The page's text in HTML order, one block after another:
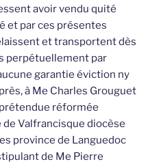
avoir vendu quité
et par ces présentes
et transportent dès
perpétuellement par
garantie éviction ny
à Me Charles Grouguet
réformée
Valfrancisque diocèse
province de Languedoc
de Me Pierre